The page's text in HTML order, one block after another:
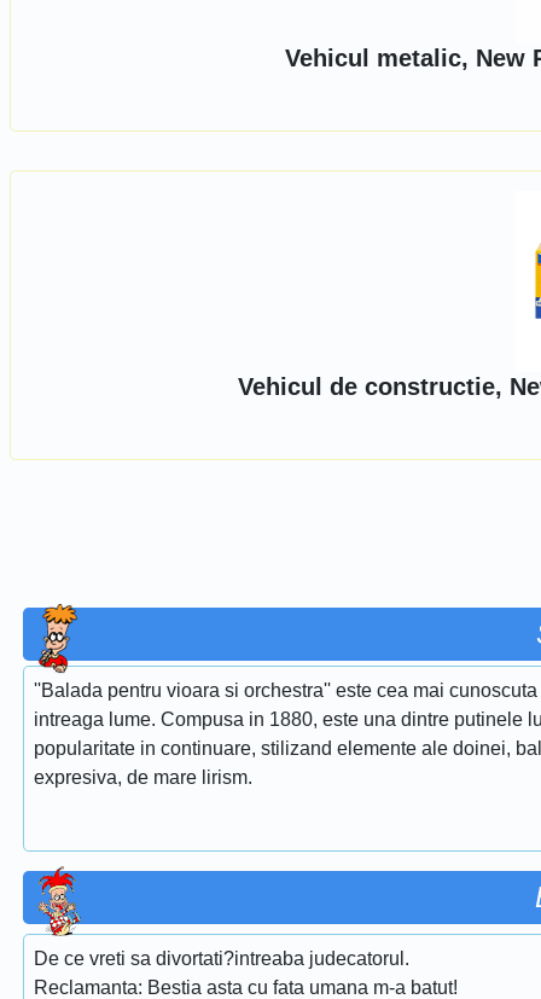
Vehicul metalic, New
Vehicul de constructie,
''Balada pentru vioara si orchestra'' este cea mai
intreaga lume. Compusa in 1880, este una dintre putinele
popularitate in continuare, stilizand elemente ale doinei,
expresiva, de mare lirism.
De ce vreti sa divortati?intreaba judecatorul.
Reclamanta: Bestia asta cu fata umana m-a batut!